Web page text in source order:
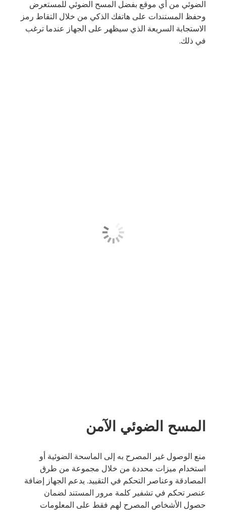
الضوئي من أي موقع بفضل المسح الضوئي للمستعرض
وحفظ المستندات على هاتفك الذكي من خلال التقاط رمز
الاستجابة السريعة الذي سيظهر على الجهاز عندما ترغب
في ذلك.
المسح الضوئي الآمن
منع الوصول غير المصرح به إلى الماسحة الضوئية أو
استخدام ميزات محددة من خلال مجموعة من طرق
المصادقة وعناصر التحكم في التقييد. يدعم الجهاز إضافة
عنصر تحكم في تشفير كلمة مرور المستند لضمان
حصول الأشخاص المصرح لهم فقط على المعلومات